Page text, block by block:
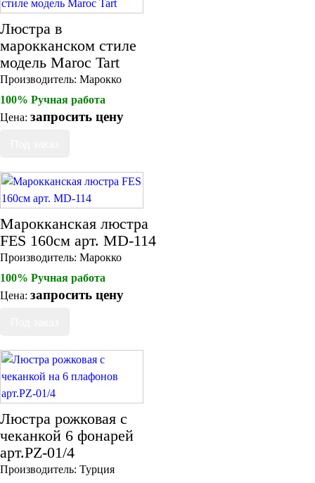
Люстра в
марокканском стиле
модель Maroc Tart
Производитель: Марокко
100% Ручная работа
Цена: запросить цену
Марокканская люстра
FES 160см арт. MD-114
Производитель: Марокко
100% Ручная работа
Цена: запросить цену
Люстра рожковая с
чеканкой 6 фонарей
арт.PZ-01/4
Производитель: Турция